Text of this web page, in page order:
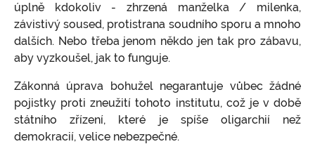
úplně kdokoliv - zhrzená manželka / milenka,
závistivý soused, protistrana soudního sporu a mnoho
dalších. Nebo třeba jenom někdo jen tak pro zábavu,
aby vyzkoušel, jak to funguje.
Zákonná úprava bohužel negarantuje vůbec žádné
pojistky proti zneužití tohoto institutu, což je v době
státního zřízení, které je spíše oligarchií než
demokracií, velice nebezpečné.